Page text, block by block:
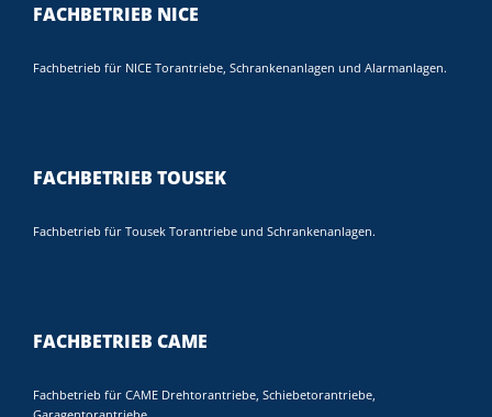
FACHBETRIEB NICE
Fachbetrieb für NICE Torantriebe, Schrankenanlagen und Alarmanlagen.
FACHBETRIEB TOUSEK
Fachbetrieb für Tousek Torantriebe und Schrankenanlagen.
FACHBETRIEB CAME
Fachbetrieb für CAME Drehtorantriebe, Schiebetorantriebe,